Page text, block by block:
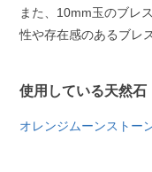
また、10mm玉のブレ
性や存在感のあるブレ
使用している天然石
オレンジムーンストー